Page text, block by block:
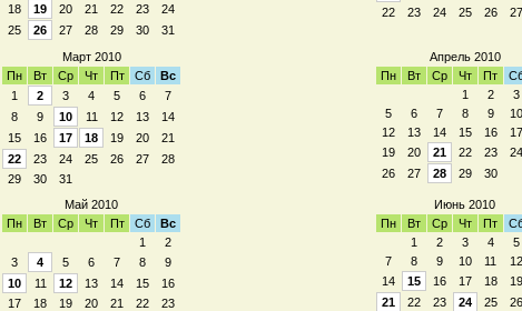
18
19 20 21 22 23
24
25
26 27 28 29 30 31
22
23 24 25 26 27
Март 2010
Пн
Вт Ср Чт Пт Сб
Вс
1
2 3 4 5 6
7
8
9 10 11 12 13
14
15
16 17 18 19 20
21
22
23 24 25 26 27
28
29
30 31
Апрель 2010
Пн
Вт Ср Чт Пт
1
2 3
5
6 7 8 9 10
12
13 14 15 16 17
19
20 21 22 23 24
26
27 28 29 30
Май 2010
Пн
Вт Ср Чт Пт Сб
Вс
1
2
3
4 5 6 7 8
9
10
11 12 13 14 15
16
17
18 19 20 21 22
23
Июнь 2010
Пн
Вт Ср Чт Пт
1
2 3 4 5
7
8 9 10 11 12
14
15 16 17 18 19
21
22 23 24 25 26